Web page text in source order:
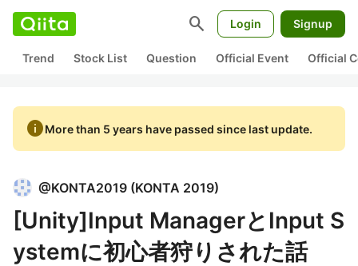
search Login Signup
Trend Stock List Question Official Event Official
infoMore than 5 years have passed since last update.
@KONTA2019 (KONTA 2019)
[Unity]Input ManagerとInput S
ystemに初心者狩りされた話